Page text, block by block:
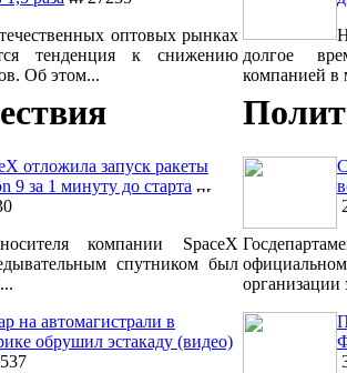
оптовых рынках
тенденция к снижению
Об этом...
долгое
компанией в
отложила запуск ракеты
9 за 1 минуту до старта
компании SpaceX
спутником был
на автомагистрали в
обрушил эстакаду (видео)
организации